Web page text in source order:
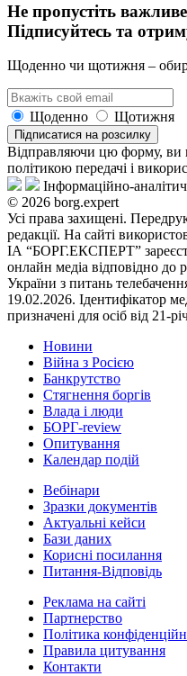
Не пропустіть
Підписуйтесь та
Щоденно чи щотижня –
Щоденно Щотижня
Підписатися на розсилку
Відправляючи цю форму, ви
політикою передачі і
Інформаційно-
© 2026 borg.expert
Усі права захищені.
редакції. На сайті
ІА “БОРГ.ЕКСПЕРТ”
онлайн медіа відповідно до
України з питань
19.02.2026. Ідентифікатор
призначені для осіб від 21-
Новини
Війна з Росією
Банкрутство
Стягнення боргiв
Влада i люди
БОРГ-review
Опитування
Календар подій
Вебінари
Зразки документів
Актуальні кейси
Бази даних
Корисні посилання
Питання-Відповідь
Реклама на сайтi
Партнерство
Політика
Правила цитування
Контакти